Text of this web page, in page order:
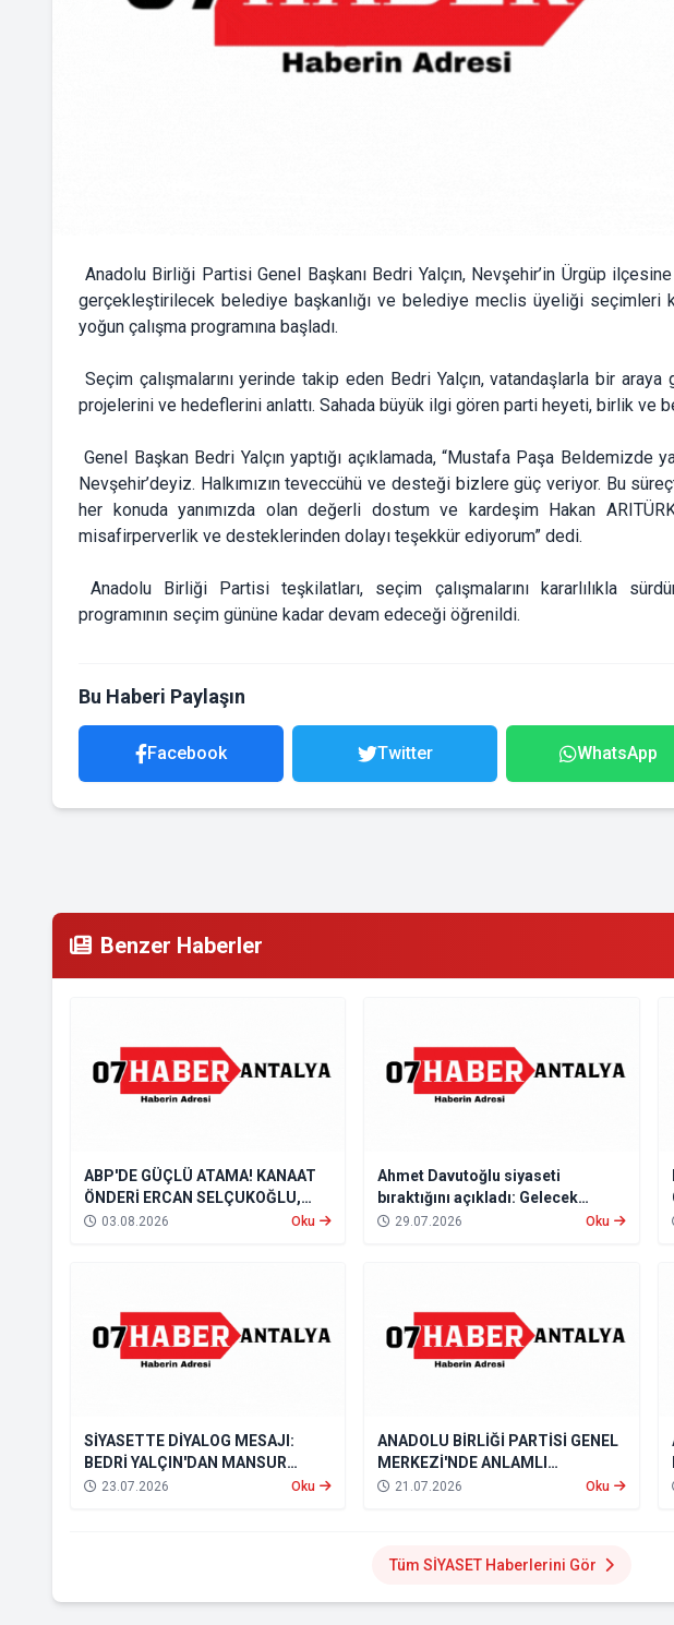
Anadolu Birliği Partisi Genel Başkanı Bedri Yalçın, Nevşehir’in Ürgüp
gerçekleştirilecek belediye başkanlığı ve belediye meclis üyeliği seçimleri
yoğun çalışma programına başladı.
Seçim çalışmalarını yerinde takip eden Bedri Yalçın, vatandaşlarla bir
projelerini ve hedeflerini anlattı. Sahada büyük ilgi gören parti heyeti, birlik ve
Genel Başkan Bedri Yalçın yaptığı açıklamada, “Mustafa Paşa Beldemizde
Nevşehir’deyiz. Halkımızın teveccühü ve desteği bizlere güç veriyor. Bu
her konuda yanımızda olan değerli dostum ve kardeşim Hakan
misafirperverlik ve desteklerinden dolayı teşekkür ediyorum” dedi.
Anadolu Birliği Partisi teşkilatları, seçim çalışmalarını kararlılıkla
programının seçim gününe kadar devam edeceği öğrenildi.
Bu Haberi Paylaşın
Facebook Twitter WhatsApp
Benzer Haberler
ABP'DE GÜÇLÜ ATAMA! KANAAT
ÖNDERİ ERCAN SELÇUKOĞLU,
TÜM BÖLGELERDEN SORUMLU
03.08.2026 Oku
Ahmet Davutoğlu siyaseti
bıraktığını açıkladı: Gelecek
Partisi’ni feshetti
29.07.2026 Oku
SİYASETTE DİYALOG MESAJI:
BEDRİ YALÇIN'DAN MANSUR
YAVAŞ'A ANLAMLI ZİYARET
23.07.2026 Oku
ANADOLU BİRLİĞİ PARTİSİ GENEL
MERKEZİ'NDE ANLAMLI
BULUŞMA: OTOMOTİV
21.07.2026 Oku
Tüm SİYASET Haberlerini Gör